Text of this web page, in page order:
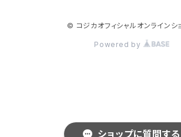
ショップに質問する
© コジカオフィシャルオンラインシ
Powered by